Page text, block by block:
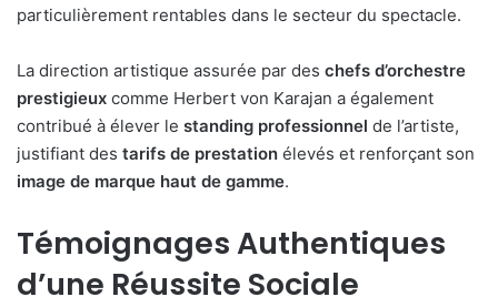
particulièrement rentables dans le secteur du spectacle.
La direction artistique assurée par des chefs d’orchestre
prestigieux comme Herbert von Karajan a également
contribué à élever le standing professionnel de l’artiste,
justifiant des tarifs de prestation élevés et renforçant son
image de marque haut de gamme.
Témoignages Authentiques
d’une Réussite Sociale